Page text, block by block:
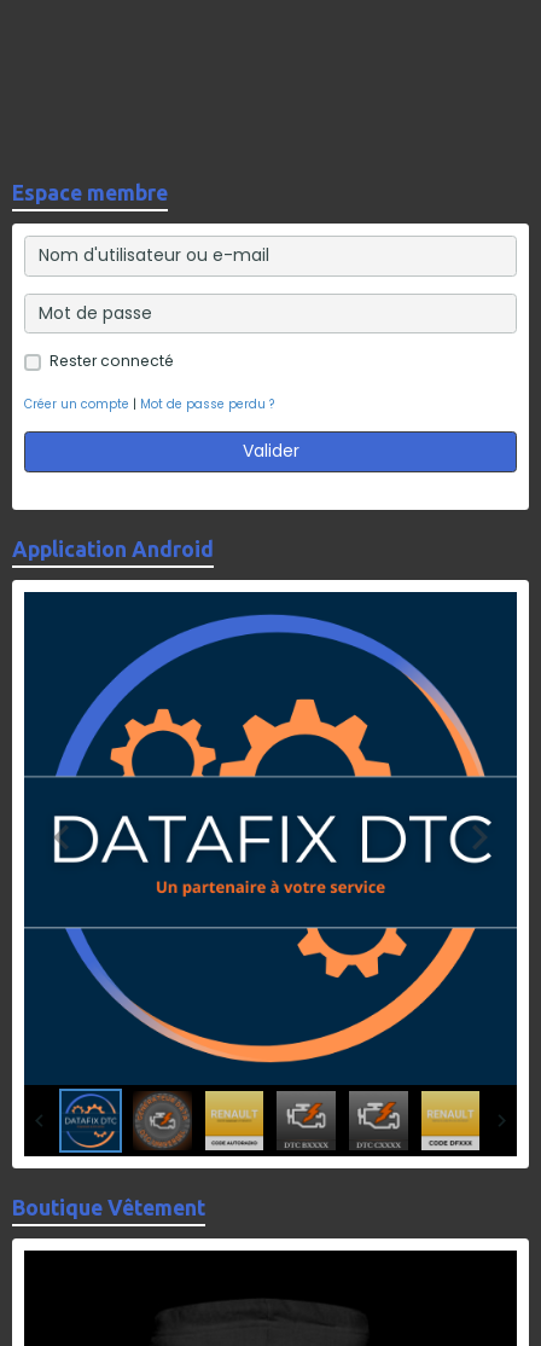
Espace membre
Rester connecté
Créer un compte | Mot de passe perdu ?
Valider
Application Android
Boutique Vêtement